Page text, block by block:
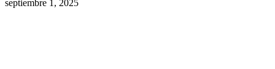
septiembre 1, 2025